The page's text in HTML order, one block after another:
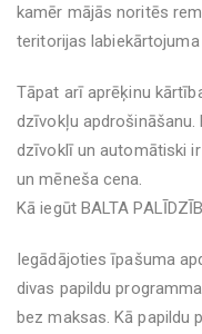
kamēr mājās noritēs
teritorijas
Tāpat arī aprēķinu
dzīvokļu apdrošināšanu.
dzīvoklī un automātiski
un mēneša cena.
Kā iegūt BALTA
Iegādājoties īpašuma
divas papildu
bez maksas. Kā papildu